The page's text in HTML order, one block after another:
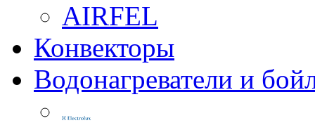
AIRFEL
Конвекторы
Водонагреватели и